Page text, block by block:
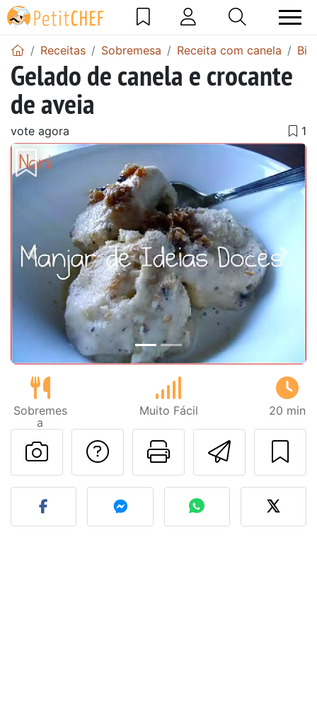
Receitas Sobremesa Receita com canela
Gelado de canela e crocante
de aveia
vote agora
Anterior Next
Sobremes
a
Muito Fácil 20 min
Imprima
Falar com o autor
Fez esta receita?